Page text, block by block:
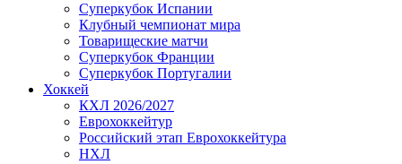
Суперкубок Испании
Клубный чемпионат мира
Товарищеские матчи
Суперкубок Франции
Суперкубок Португалии
Хоккей
КХЛ 2026/2027
Еврохоккейтур
Российский этап Еврохоккейтура
НХЛ